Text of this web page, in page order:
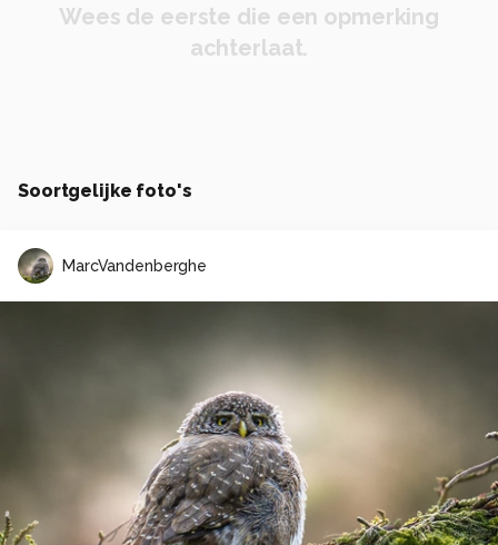
Wees de eerste die een opmerking
achterlaat.
Soortgelijke foto's
MarcVandenberghe